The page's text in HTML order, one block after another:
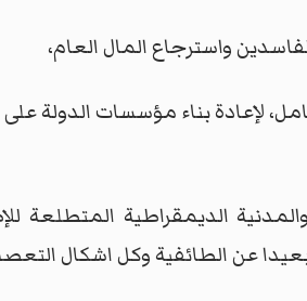
لإعادة بناء مؤسسات الدولة
الديمقراطية
عن الطائفية وكل اشكال